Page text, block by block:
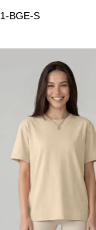
BGE-S